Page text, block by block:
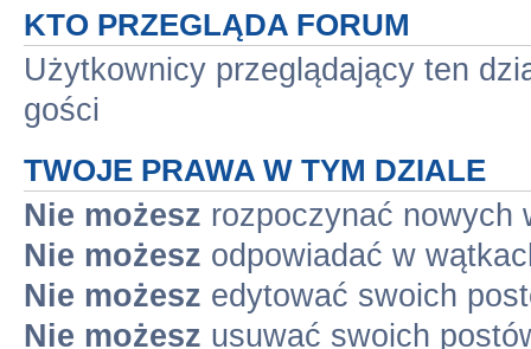
KTO PRZEGLĄDA FORUM
Użytkownicy przeglądający ten
gości
TWOJE PRAWA W TYM DZIALE
Nie możesz rozpoczynać nowych
Nie możesz odpowiadać w
Nie możesz edytować swoich
Nie możesz usuwać swoich